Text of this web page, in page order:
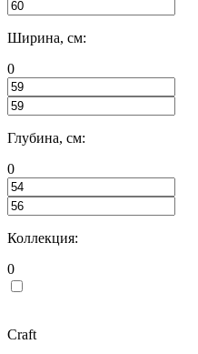
Ширина, см:
0
Глубина, см:
0
Коллекция:
0
Craft